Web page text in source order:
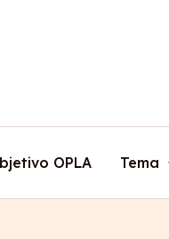
OPLA Tema